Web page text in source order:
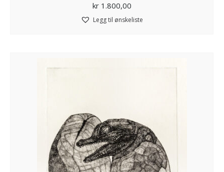
kr1.800,00
Legg til ønskeliste